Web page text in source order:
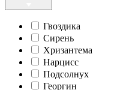
Гвоздика
Сирень
Хризантема
Нарцисс
Подсолнух
Георгин